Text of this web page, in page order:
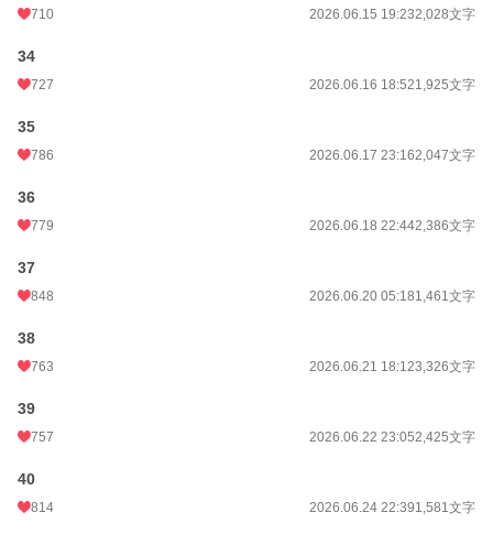
710 2026.06.15 19:232,028文字
34
727 2026.06.16 18:521,925文字
35
786 2026.06.17 23:162,047文字
36
779 2026.06.18 22:442,386文字
37
848 2026.06.20 05:181,461文字
38
763 2026.06.21 18:123,326文字
39
757 2026.06.22 23:052,425文字
40
814 2026.06.24 22:391,581文字